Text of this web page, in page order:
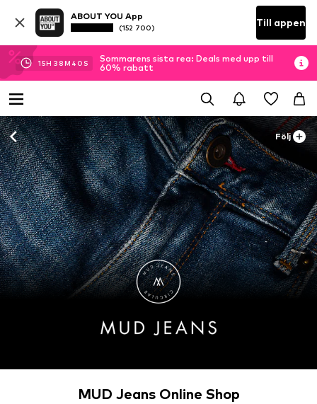
ABOUT YOU App
(152 700) Till appen
15H 38M 39 S
Sommarens sista rea: Deals med upp till
60% rabatt
Följ
MUD Jeans Online Shop